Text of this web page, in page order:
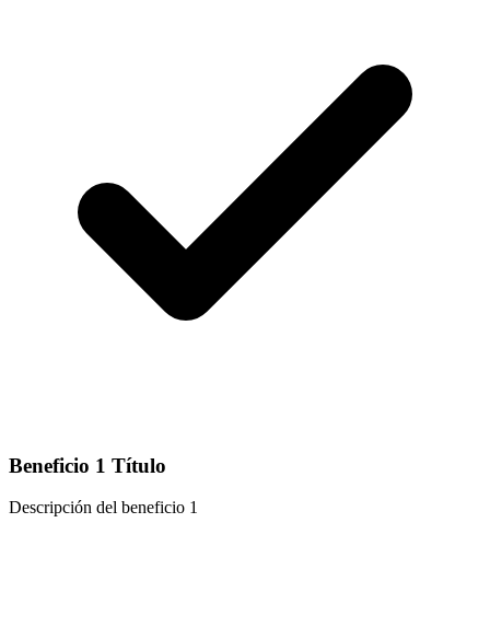
Beneficio 1 Título
Descripción del beneficio 1